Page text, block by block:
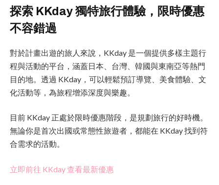
探索 KKday 獨特旅行體驗，限時優惠
不容錯過
對於計畫出遊的旅人來說，KKday 是一個提供多樣主題行
程與活動的平台，涵蓋日本、台灣、韓國與東南亞等熱門
目的地。透過 KKday，可以輕鬆預訂導覽、美食體驗、文
化活動等，為旅程增添深度與樂趣。
目前 KKday 正處於限時優惠階段，是規劃旅行的好時機。
無論你是首次出國或常態性旅遊者，都能在 KKday 找到符
合需求的活動。
立即前往 KKday 查看最新優惠